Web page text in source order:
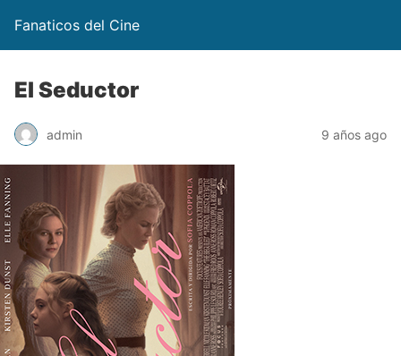
Fanaticos del Cine
El Seductor
admin 9 años ago